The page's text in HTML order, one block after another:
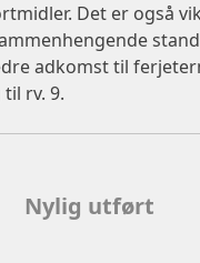
Det er også
adkomst til
rv. 9.
Nylig utført